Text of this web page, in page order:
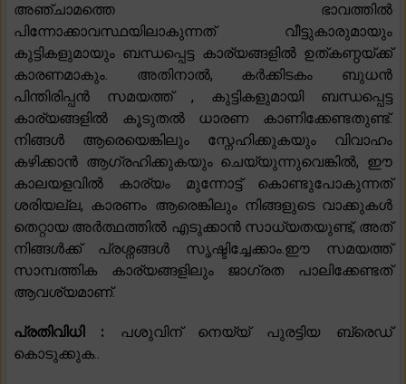
അഞ്ചാമത്തെ ഭാവത്തിൽ
പിന്നോക്കാവസ്ഥയിലാകുന്നത് വീട്ടുകാരുമായും
കുട്ടികളുമായും ബന്ധപ്പെട്ട കാര്യങ്ങളിൽ ഉത്കണ്ഠയ്ക്ക്
കാരണമാകും. അതിനാൽ, കർക്കിടകം ബുധൻ
പിന്തിരിപ്പൻ സമയത്ത് , കുട്ടികളുമായി ബന്ധപ്പെട്ട
കാര്യങ്ങളിൽ കൂടുതൽ ധാരണ കാണിക്കേണ്ടതുണ്ട്.
നിങ്ങൾ ആരെയെങ്കിലും സ്നേഹിക്കുകയും വിവാഹം
കഴിക്കാൻ ആഗ്രഹിക്കുകയും ചെയ്യുന്നുവെങ്കിൽ, ഈ
കാലയളവിൽ കാര്യം മുന്നോട്ട് കൊണ്ടുപോകുന്നത്
ശരിയല്ല, കാരണം ആരെങ്കിലും നിങ്ങളുടെ വാക്കുകൾ
തെറ്റായ അർത്ഥത്തിൽ എടുക്കാൻ സാധ്യതയുണ്ട്, അത്
നിങ്ങൾക്ക് പ്രശ്നങ്ങൾ സൃഷ്ടിച്ചേക്കാം.ഈ സമയത്ത്
സാമ്പത്തിക കാര്യങ്ങളിലും ജാഗ്രത പാലിക്കേണ്ടത്
ആവശ്യമാണ്.
പ്രതിവിധി : പശുവിന് നെയ്യ് പുരട്ടിയ ബ്രെഡ്
കൊടുക്കുക..